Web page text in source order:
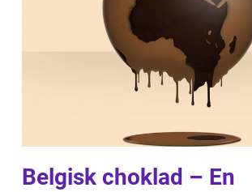
Belgisk choklad – En